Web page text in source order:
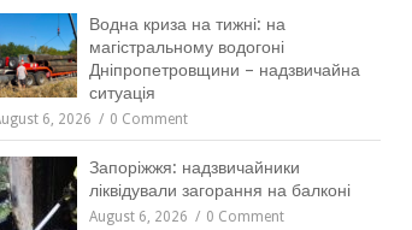
Водна криза на тижні: на
магістральному водогоні
Дніпропетровщини – надзвичайна
ситуація
6, 2026 0 Comment
Запоріжжя: надзвичайники
ліквідували загорання на балконі
August 6, 2026 0 Comment